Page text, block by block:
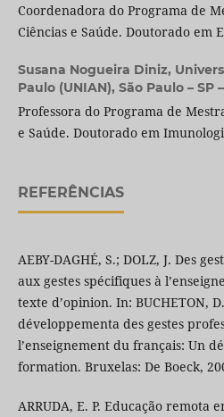
Coordenadora do Programa de
Ciências e Saúde. Doutorado em
Susana Nogueira Diniz,
Paulo (UNIAN), São Paulo – SP
Professora do Programa de
e Saúde. Doutorado em
REFERÊNCIAS
AEBY-DAGHÉ, S.; DOLZ, J. Des
aux gestes spécifiques à
texte d’opinion. In: BUCHETON,
développementa des gestes
l’enseignement du français: Un
formation. Bruxelas: De Boeck,
ARRUDA, E. P. Educação remota